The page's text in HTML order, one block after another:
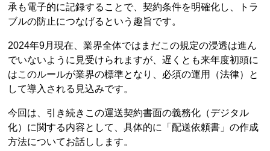
承も電子的に記録することで、契約条件を明確化し、トラ
ブルの防止につなげるという趣旨です。
2024年9月現在、業界全体ではまだこの規定の浸透は進ん
でいないように見受けられますが、遅くとも来年度初頭に
はこのルールが業界の標準となり、必須の運用（法律）と
して導入される見込みです。
今回は、引き続きこの運送契約書面の義務化（デジタル
化）に関する内容として、具体的に「配送依頼書」の作成
方法についてお話しします。